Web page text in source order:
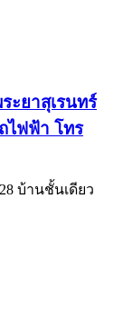
ะยาสุเรนทร์
ไฟฟ้า โทร
บ้านชั้นเดียว